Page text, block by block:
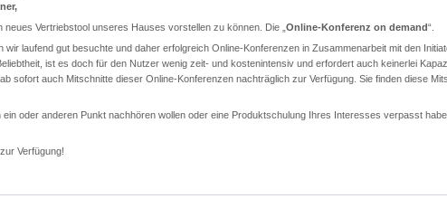
Vertriebstool unseres Hauses vorstellen zu können. Die „ Online-Konferenz on demand“.
wir laufend gut besuchte und daher erfolgreich Online-Konferenzen in Zusammenarbeit mit den
ist es doch für den Nutzer wenig zeit- und kostenintensiv und erfordert auch keinerlei
sofort auch Mitschnitte dieser Online-Konferenzen nachträglich zur Verfügung. Sie finden diese
ein oder anderen Punkt nachhören wollen oder eine Produktschulung Ihres Interesses verpasst
Verfügung!